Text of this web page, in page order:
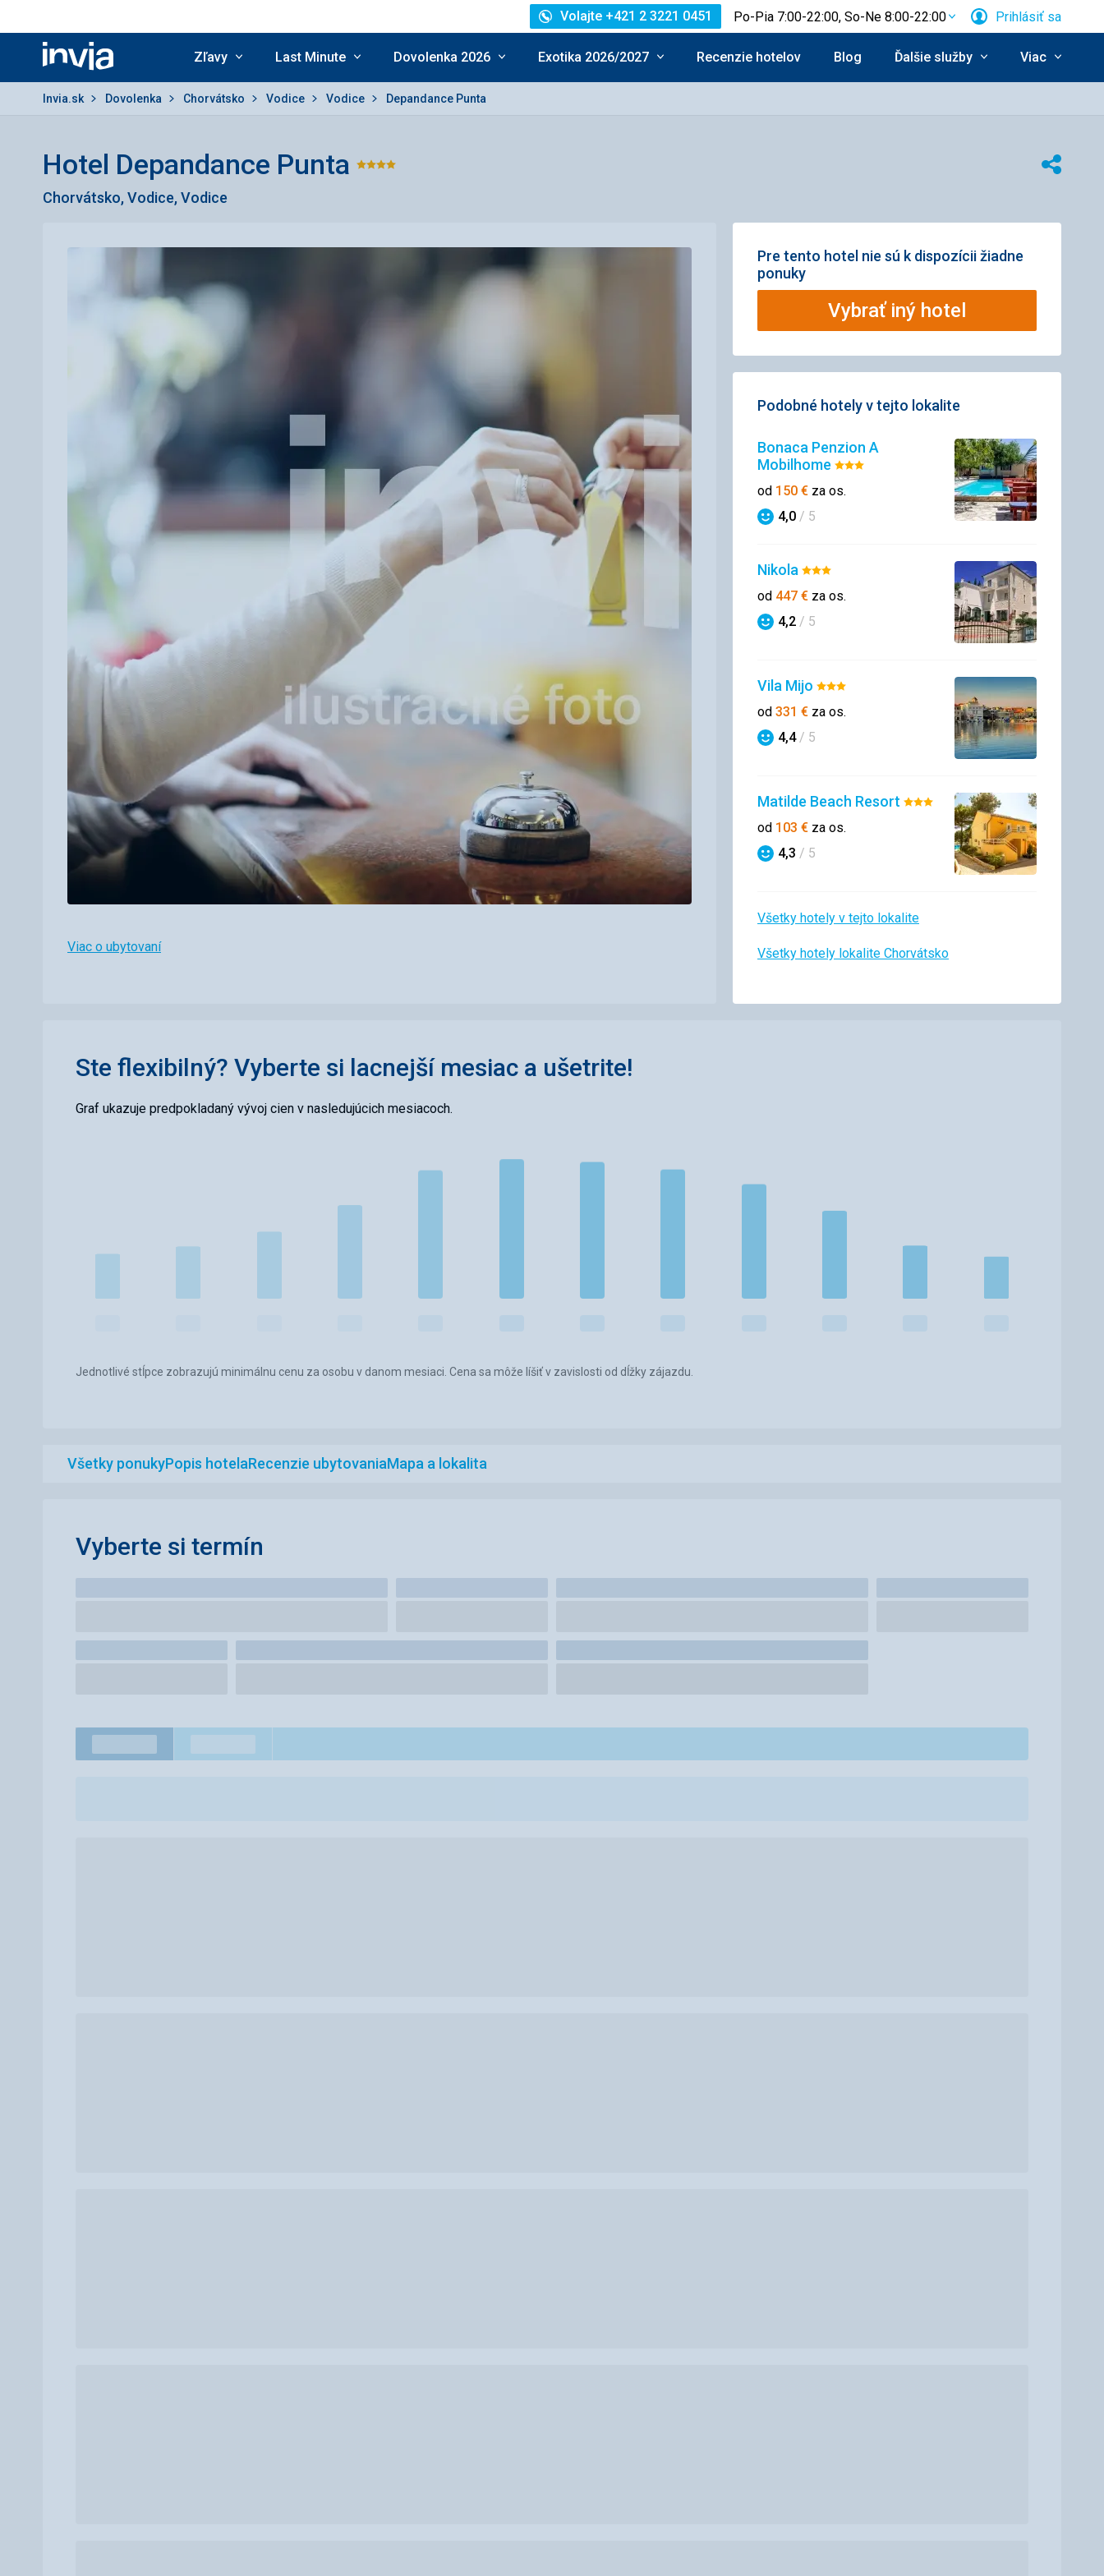
Invia.sk
Volajte +421 2 3221 0451 Po-Pia 7:00-22:00, So-Ne 8:00-22:00 Prihlásiť sa
Zľavy Last Minute Dovolenka 2026 Exotika 2026/2027 Recenzie hotelov Blog Ďalšie služby Viac
Invia.sk Dovolenka Chorvátsko Vodice Vodice Depandance Punta
Hotel Depandance Punta Hodnotenie:
Chorvátsko, Vodice, Vodice
Zdieľať
Viac o ubytovaní
Pre tento hotel nie sú k dispozícii žiadne
ponuky
Vybrať iný hotel
Podobné hotely v tejto lokalite
Bonaca Penzion A
Mobilhome Hodnotenie:
3/5
od 150 € za os.
Hodnotenie
4,0 / 5
Nikola Hodnotenie:
3/5
od 447 € za os.
Hodnotenie
4,2 / 5
Vila Mijo Hodnotenie:
3/5
od 331 € za os.
Hodnotenie
4,4/ 5
Matilde Beach Resort Hodnotenie:
od 103 € za os.
Hodnotenie
4,3 / 5
Všetky hotely v tejto lokalite
Všetky hotely lokalite Chorvátsko
Ste flexibilný? Vyberte si lacnejší mesiac a ušetrite!
Graf ukazuje predpokladaný vývoj cien v nasledujúcich mesiacoch.
Jednotlivé stĺpce zobrazujú minimálnu cenu za osobu v danom mesiaci. Cena sa môže líšiť v zavislosti od dĺžky zájazdu.
Všetky ponukyPopis hotelaRecenzie ubytovaniaMapa a lokalita
Vyberte si termín